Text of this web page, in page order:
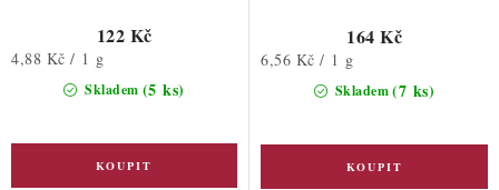
Skladem (5 ks)
122 Kč
Měrná
4,88 Kč / 1 g
Skladem(7 ks)
164 Kč
Měrná
6,56 Kč / 1 g